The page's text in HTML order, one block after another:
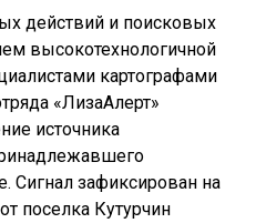
действий и поисковых
высокотехнологичной
картографами
«ЛизаАлерт»
источника
Сигнал зафиксирован на
поселка Кутурчин